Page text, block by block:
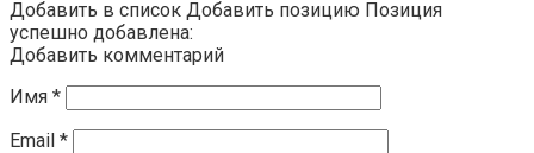
Добавить в список Добавить позицию Позиция
успешно добавлена:
Добавить комментарий
Имя *
Email *